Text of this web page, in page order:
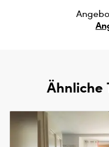
Ähnliche